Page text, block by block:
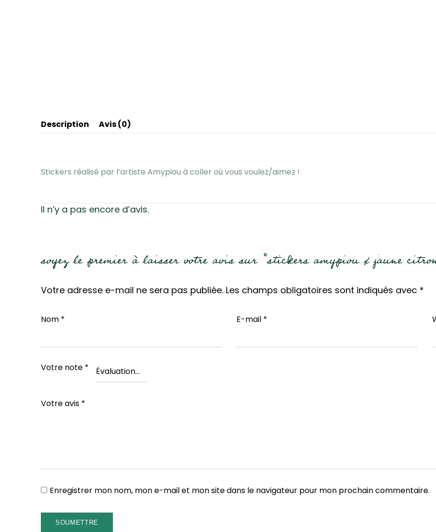
Description Avis (0)
Stickers réalisé par l’artiste Amypiou à coller où vous voulez/aimez !
Il n’y a pas encore d’avis.
soyez le premier à laisser votre avis sur “stickers amypiou x jaune
Votre adresse e-mail ne sera pas publiée. Les champs obligatoires sont indiqués avec *
Nom * E-mail *
Votre note *
Votre avis *
Enregistrer mon nom, mon e-mail et mon site dans le navigateur pour mon prochain commentaire.